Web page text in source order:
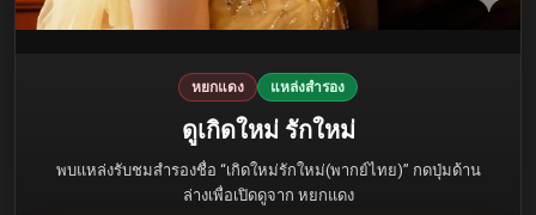
หยกแดง แหล่งสำรอง
ดูเกิดใหม่ รักใหม่
พบแหล่งรับชมสำรองชื่อ “เกิดใหม่รักใหม่(พากย์ไทย)” กดปุ่มด้าน
ล่างเพื่อเปิดดูจาก หยกแดง